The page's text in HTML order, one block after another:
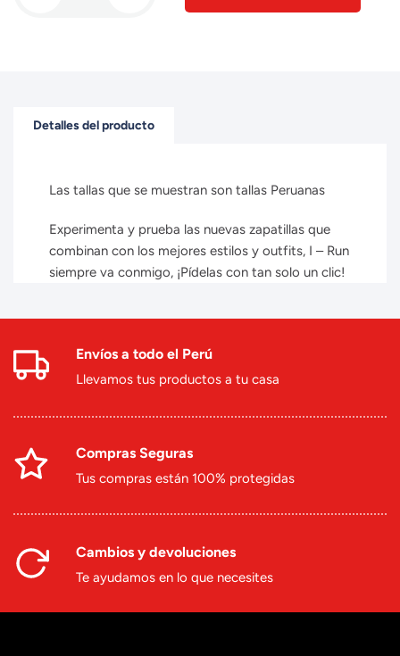
Detalles del producto
Las tallas que se muestran son tallas Peruanas
Experimenta y prueba las nuevas zapatillas que
combinan con los mejores estilos y outfits, I – Run
siempre va conmigo, ¡Pídelas con tan solo un clic!
Envíos a todo el Perú
Llevamos tus productos a tu casa
Compras Seguras
Tus compras están 100% protegidas
Cambios y devoluciones
Te ayudamos en lo que necesites